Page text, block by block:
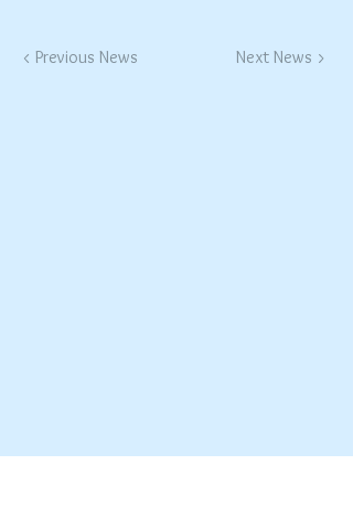
< Previous News Next News >